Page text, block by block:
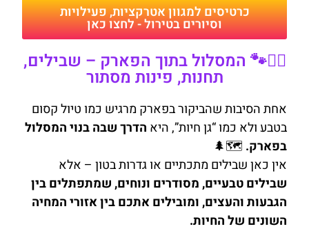
כרטיסים למגוון אטרקציות, פעילויות
וסיורים בטירול - לחצו כאן
🚶‍♂️🐾 המסלול בתוך הפארק – שבילים,
תחנות, פינות מסתור
אחת הסיבות שהביקור בפארק מרגיש כמו טיול קסום
בטבע ולא כמו “גן חיות”, היא הדרך שבה בנוי המסלול
בפארק. 🗺️🌲
אין כאן שבילים מתכתיים או גדרות בטון – אלא
שבילים טבעיים, מסודרים ונוחים, שמתפתלים בין
הגבעות והעצים, ומובילים אתכם בין אזורי המחיה
השונים של החיות.